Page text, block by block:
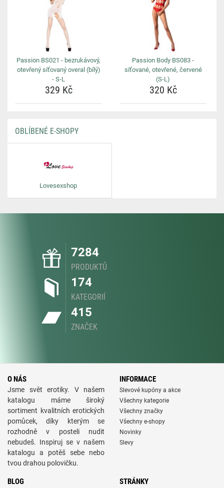
Passion BS021 - bezrukávový,
otevřený síťovaný overal (bílý)
- S-L
329 Kč
Passion Body BS083 -
síťované, otevřené, červené
(S-L)
320 Kč
OBLÍBENÉ E-SHOPY
Lovesexshop
7284
PRODUKTŮ
174
KATEGORIÍ
415
ZNAČEK
O NÁS
Jsme svět erotiky. V našem
katalogu máme široký
sortiment kvalitních erotických
pomůcek, díky kterým se
rozhodně v posteli nudit
nebudeš. Inspiruj se v našem
katalogu a potěš sebe nebo
tvou drahou polovičku.
INFORMACE
Slevové kupóny a akce
Všechny kategorie
Všechny značky
Všechny e-shopy
Novinky
Slevy
BLOG STRÁNKY